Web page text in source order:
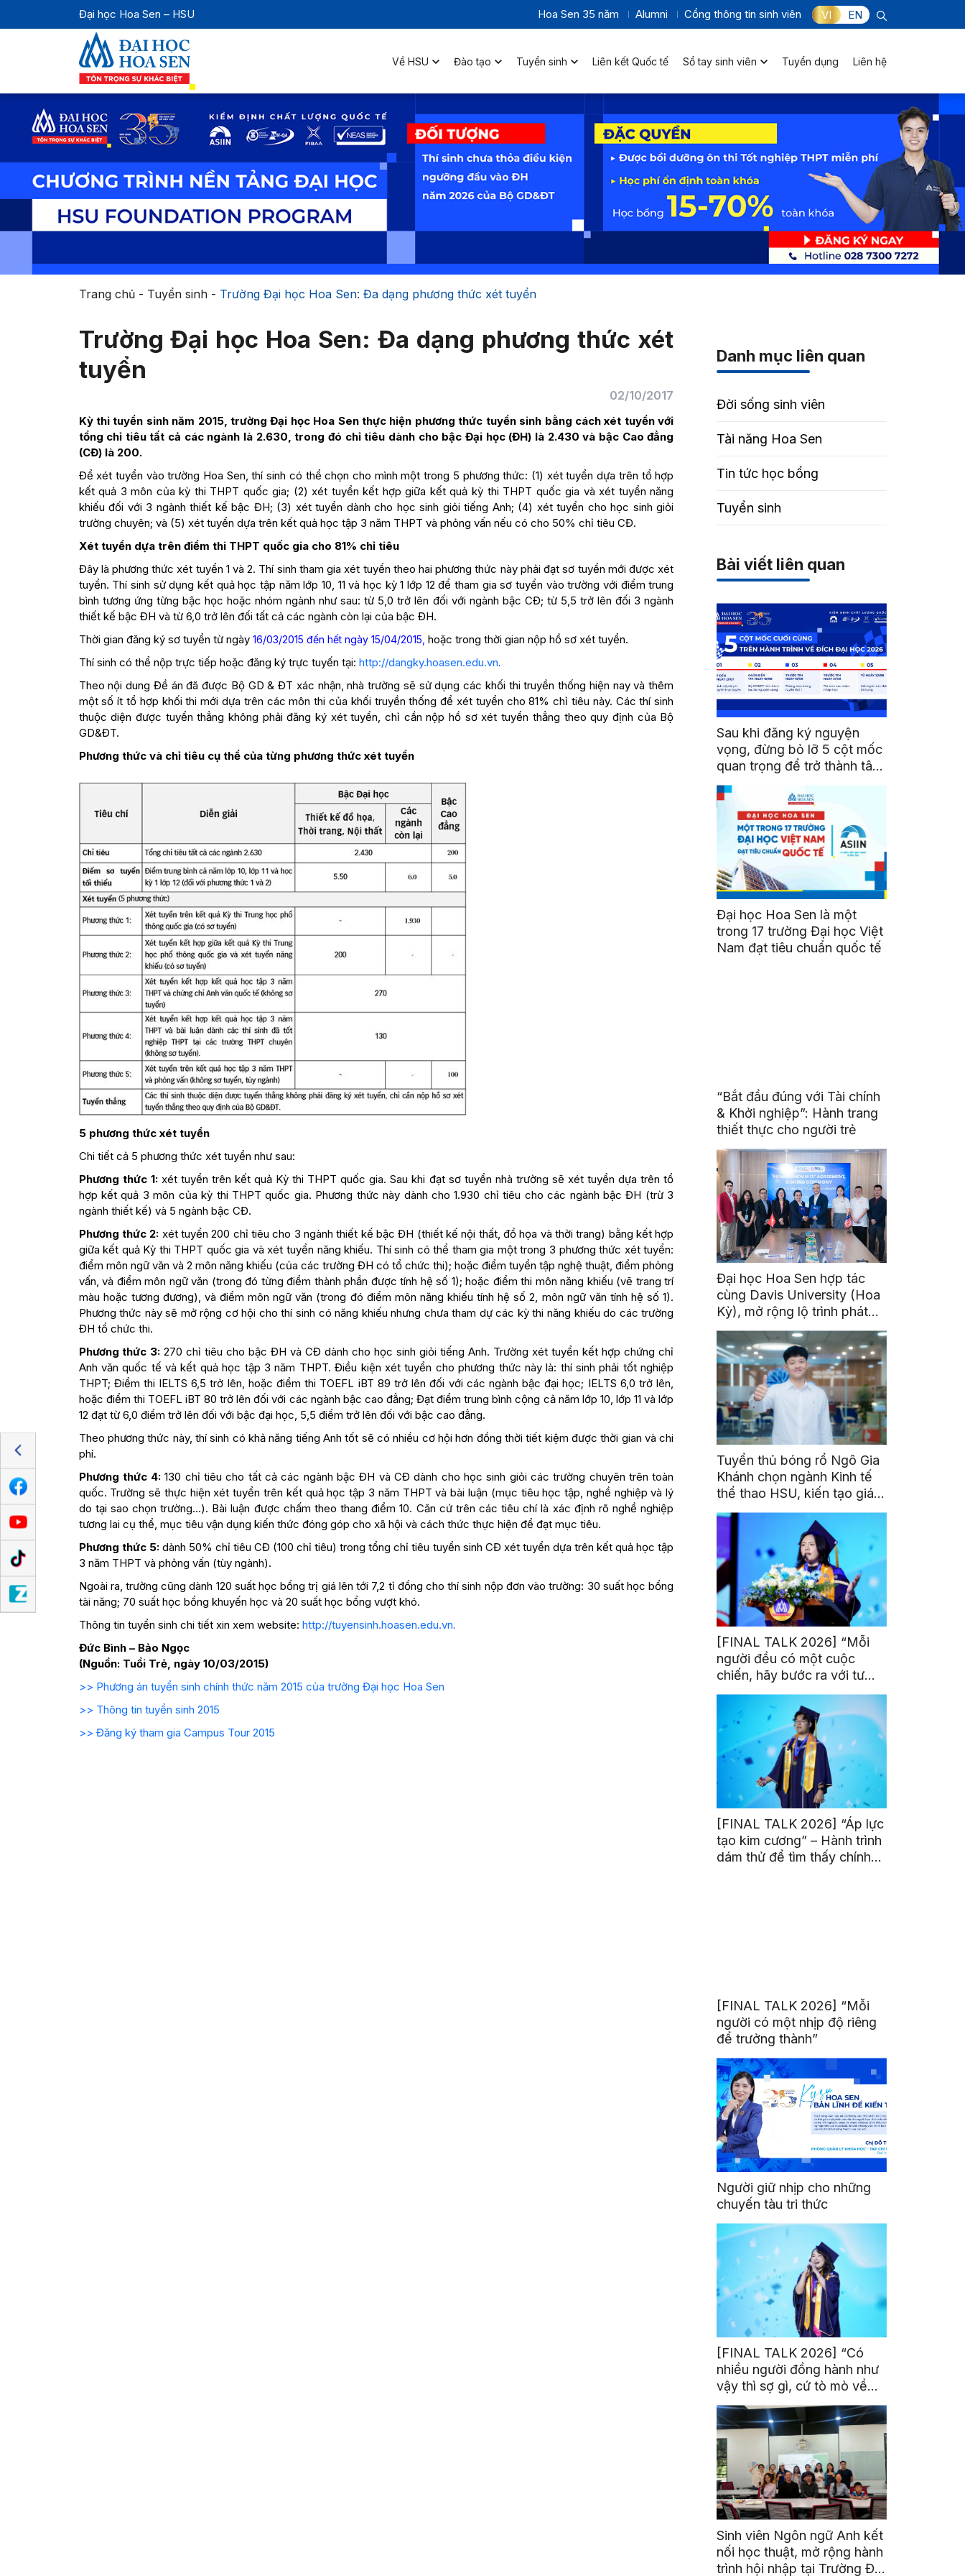
Đại học Hoa Sen – HSU Hoa Sen 35 năm Alumni Cổng thông tin sinh viên VI EN
Về HSU Đào tạo Tuyển sinh Liên kết Quốc tế Sổ tay sinh viên Tuyển dụng Liên hệ
Trang chủ- Tuyển sinh- Trường Đại học Hoa Sen: Đa dạng phương thức xét tuyển
Trường Đại học Hoa Sen: Đa dạng phương thức xét
tuyển
02/10/2017
Kỳ thi tuyển sinh năm 2015, trường Đại học Hoa Sen thực hiện phương thức tuyển sinh bằng cách xét tuyển với
tổng chỉ tiêu tất cả các ngành là 2.630, trong đó chỉ tiêu dành cho bậc Đại học (ĐH) là 2.430 và bậc Cao đẳng
(CĐ) là 200.
Để xét tuyển vào trường Hoa Sen, thí sinh có thể chọn cho mình một trong 5 phương thức: (1) xét tuyển dựa trên tổ hợp
kết quả 3 môn của kỳ thi THPT quốc gia; (2) xét tuyển kết hợp giữa kết quả kỳ thi THPT quốc gia và xét tuyển năng
khiếu đối với 3 ngành thiết kế bậc ĐH; (3) xét tuyển dành cho học sinh giỏi tiếng Anh; (4) xét tuyển cho học sinh giỏi
trường chuyên; và (5) xét tuyển dựa trên kết quả học tập 3 năm THPT và phỏng vấn nếu có cho 50% chỉ tiêu CĐ.
Xét tuyển dựa trên điểm thi THPT quốc gia cho 81% chỉ tiêu
Đây là phương thức xét tuyển 1 và 2. Thí sinh tham gia xét tuyển theo hai phương thức này phải đạt sơ tuyển mới được xét
tuyển. Thí sinh sử dụng kết quả học tập năm lớp 10, 11 và học kỳ 1 lớp 12 để tham gia sơ tuyển vào trường với điểm trung
bình tương ứng từng bậc học hoặc nhóm ngành như sau: từ 5,0 trở lên đối với ngành bậc CĐ; từ 5,5 trở lên đối 3 ngành
thiết kế bậc ĐH và từ 6,0 trở lên đối tất cả các ngành còn lại của bậc ĐH.
Thời gian đăng ký sơ tuyển từ ngày 16/03/2015 đến hết ngày 15/04/2015, hoặc trong thời gian nộp hồ sơ xét tuyển.
Thí sinh có thể nộp trực tiếp hoặc đăng ký trực tuyến tại: http://dangky.hoasen.edu.vn.
Theo nội dung Đề án đã được Bộ GD & ĐT xác nhận, nhà trường sẽ sử dụng các khối thi truyền thống hiện nay và thêm
một số ít tổ hợp khối thi mới dựa trên các môn thi của khối truyền thống để xét tuyển cho 81% chỉ tiêu này. Các thí sinh
thuộc diện được tuyển thẳng không phải đăng ký xét tuyển, chỉ cần nộp hồ sơ xét tuyển thẳng theo quy định của Bộ
GD&ĐT.
Phương thức và chỉ tiêu cụ thể của từng phương thức xét tuyển
5 phương thức xét tuyển
Chi tiết cả 5 phương thức xét tuyển như sau:
Phương thức 1:xét tuyển trên kết quả Kỳ thi THPT quốc gia. Sau khi đạt sơ tuyển nhà trường sẽ xét tuyển dựa trên tổ
hợp kết quả 3 môn của kỳ thi THPT quốc gia. Phương thức này dành cho 1.930 chỉ tiêu cho các ngành bậc ĐH (trừ 3
ngành thiết kế) và 5 ngành bậc CĐ.
Phương thức 2: xét tuyển 200 chỉ tiêu cho 3 ngành thiết kế bậc ĐH (thiết kế nội thất, đồ họa và thời trang) bằng kết hợp
giữa kết quả Kỳ thi THPT quốc gia và xét tuyển năng khiếu. Thí sinh có thể tham gia một trong 3 phương thức xét tuyển:
điểm môn ngữ văn và 2 môn năng khiếu (của các trường ĐH có tổ chức thi); hoặc điểm tuyển tập nghệ thuật, điểm phỏng
vấn, và điểm môn ngữ văn (trong đó từng điểm thành phần được tính hệ số 1); hoặc điểm thi môn năng khiếu (vẽ trang trí
màu hoặc tương đương), và điểm môn ngữ văn (trong đó điểm môn năng khiếu tính hệ số 2, môn ngữ văn tính hệ số 1).
Phương thức này sẽ mở rộng cơ hội cho thí sinh có năng khiếu nhưng chưa tham dự các kỳ thi năng khiếu do các trường
ĐH tổ chức thi.
Phương thức 3: 270 chỉ tiêu cho bậc ĐH và CĐ dành cho học sinh giỏi tiếng Anh. Trường xét tuyển kết hợp chứng chỉ
Anh văn quốc tế và kết quả học tập 3 năm THPT. Điều kiện xét tuyển cho phương thức này là: thí sinh phải tốt nghiệp
THPT; Điểm thi IELTS 6,5 trở lên, hoặc điểm thi TOEFL iBT 89 trở lên đối với các ngành bậc đại học; IELTS 6,0 trở lên,
hoặc điểm thi TOEFL iBT 80 trở lên đối với các ngành bậc cao đẳng; Đạt điểm trung bình cộng cả năm lớp 10, lớp 11 và lớp
12 đạt từ 6,0 điểm trở lên đối với bậc đại học, 5,5 điểm trở lên đối với bậc cao đẳng.
Theo phương thức này, thí sinh có khả năng tiếng Anh tốt sẽ có nhiều cơ hội hơn đồng thời tiết kiệm được thời gian và chi
phí.
Phương thức 4: 130 chỉ tiêu cho tất cả các ngành bậc ĐH và CĐ dành cho học sinh giỏi các trường chuyên trên toàn
quốc. Trường sẽ thực hiện xét tuyển trên kết quả học tập 3 năm THPT và bài luận (mục tiêu học tập, nghề nghiệp và lý
do tại sao chọn trường…). Bài luận được chấm theo thang điểm 10. Căn cứ trên các tiêu chí là xác định rõ nghề nghiệp
tương lai cụ thể, mục tiêu vận dụng kiến thức đóng góp cho xã hội và cách thức thực hiện để đạt mục tiêu.
Phương thức 5:dành 50% chỉ tiêu CĐ (100 chỉ tiêu) trong tổng chỉ tiêu tuyển sinh CĐ xét tuyển dựa trên kết quả học tập
3 năm THPT và phỏng vấn (tùy ngành).
Ngoài ra, trường cũng dành 120 suất học bổng trị giá lên tới 7,2 tỉ đồng cho thí sinh nộp đơn vào trường: 30 suất học bổng
tài năng; 70 suất học bổng khuyến học và 20 suất học bổng vượt khó.
Thông tin tuyển sinh chi tiết xin xem website: http://tuyensinh.hoasen.edu.vn.
Đức Bình – Bảo Ngọc
(Nguồn: Tuổi Trẻ, ngày 10/03/2015)
>> Phương án tuyển sinh chính thức năm 2015 của trường Đại học Hoa Sen
>> Thông tin tuyển sinh 2015
>> Đăng ký tham gia Campus Tour 2015
Danh mục liên quan
Đời sống sinh viên
Tài năng Hoa Sen
Tin tức học bổng
Tuyển sinh
Bài viết liên quan
Sau khi đăng ký nguyện
vọng, đừng bỏ lỡ 5 cột mốc
quan trọng để trở thành tân
sinh viên HSU
Đại học Hoa Sen là một
trong 17 trường Đại học Việt
Nam đạt tiêu chuẩn quốc tế
“Bắt đầu đúng với Tài chính
& Khởi nghiệp”: Hành trang
thiết thực cho người trẻ
Đại học Hoa Sen hợp tác
cùng Davis University (Hoa
Kỳ), mở rộng lộ trình phát
triển toàn cầu cho sinh viên
Tuyển thủ bóng rổ Ngô Gia
Khánh chọn ngành Kinh tế
thể thao HSU, kiến tạo giá
trị từ đam mê thể thao
[FINAL TALK 2026] “Mỗi
người đều có một cuộc
chiến, hãy bước ra với tư
thế của người chiến thắng”
[FINAL TALK 2026] “Áp lực
tạo kim cương” – Hành trình
dám thử để tìm thấy chính
[FINAL TALK 2026] “Mỗi
người có một nhịp độ riêng
để trưởng thành”
Người giữ nhịp cho những
chuyến tàu tri thức
[FINAL TALK 2026] “Có
nhiều người đồng hành như
vậy thì sợ gì, cứ tò mò về
thế giới thôi”
Sinh viên Ngôn ngữ Anh kết
nối học thuật, mở rộng hành
trình hội nhập tại Trường Đại